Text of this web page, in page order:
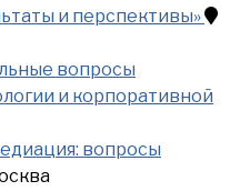
и перспективы»
вопросы
и корпоративной
вопросы